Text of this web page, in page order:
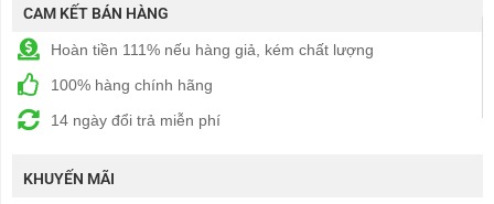
CAM KẾT BÁN HÀNG
Hoàn tiền 111% nếu hàng giả, kém chất lượng
100% hàng chính hãng
14 ngày đổi trả miễn phí
KHUYẾN MÃI